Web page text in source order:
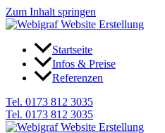
Zum Inhalt springen
Startseite
Infos & Preise
Referenzen
Tel. 0173 812 3035
Tel. 0173 812 3035